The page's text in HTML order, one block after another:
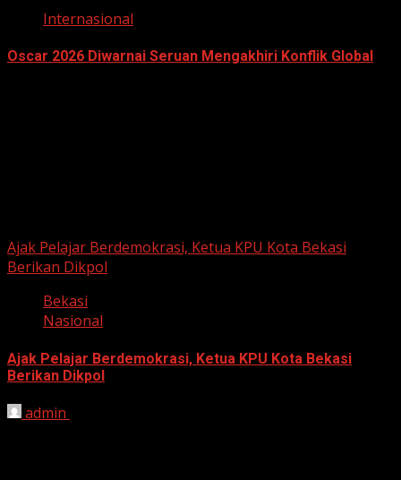
Internasional
Oscar 2026 Diwarnai Seruan Mengakhiri Konflik Global
Ajak Pelajar Berdemokrasi, Ketua KPU Kota Bekasi
Berikan Dikpol
Bekasi
Nasional
Ajak Pelajar Berdemokrasi, Ketua KPU Kota Bekasi
Berikan Dikpol
admin